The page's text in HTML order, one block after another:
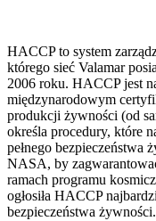
HACCP to system
którego sieć Valamar
2006 roku. HACCP jest
międzynarodowym
produkcji żywności (od
określa procedury, które
pełnego bezpieczeństwa
NASA, by
ramach programu
ogłosiła HACCP
bezpieczeństwa żywności.